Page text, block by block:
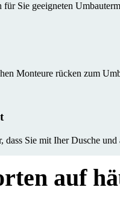
für Sie geeigneten
Monteure rücken zum
dass Sie mit Iher Dusche
auf